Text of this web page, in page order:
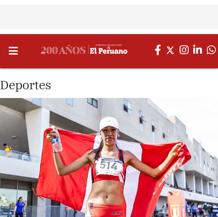
Deportes